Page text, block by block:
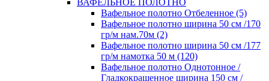
ВАФЕЛЬНОЕ ПОЛОТНО
Вафельное полотно Отбеленное (5)
Вафельное полотно ширина 50 см /170
гр/м нам.70м (2)
Вафельное полотно ширина 50 см /177
гр/м намотка 50 м (120)
Вафельное полотно Однотонное /
Гладкокрашенное ширина 150 см /